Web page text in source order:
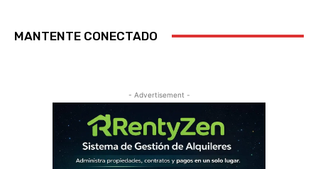
MANTENTE CONECTADO
- Advertisement -